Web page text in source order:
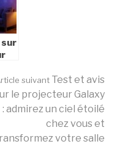
suivant Test et avis
le projecteur Galaxy
: admirez un ciel étoilé
chez vous et
votre salle